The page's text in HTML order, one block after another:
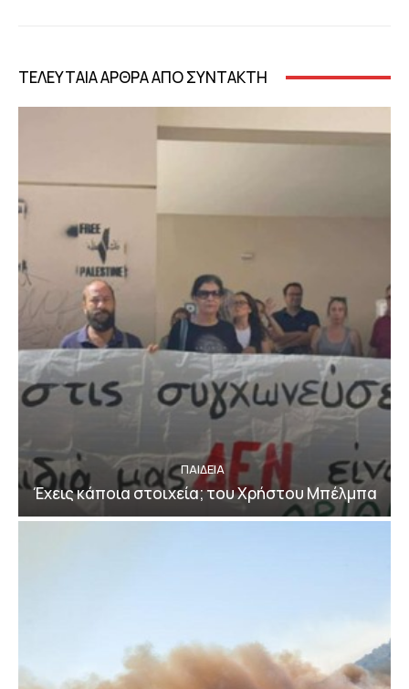
ΤΕΛΕΥΤΑΙΑ ΑΡΘΡΑ ΑΠΟ ΣΥΝΤΑΚΤΗ
ΠΑΙΔΕΙΑ
Έχεις κάποια στοιχεία; του Χρήστου Μπέλμπα